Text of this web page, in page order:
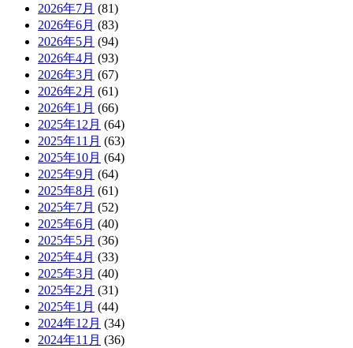
2026年7月 (81)
2026年6月 (83)
2026年5月 (94)
2026年4月 (93)
2026年3月 (67)
2026年2月 (61)
2026年1月 (66)
2025年12月 (64)
2025年11月 (63)
2025年10月 (64)
2025年9月 (64)
2025年8月 (61)
2025年7月 (52)
2025年6月 (40)
2025年5月 (36)
2025年4月 (33)
2025年3月 (40)
2025年2月 (31)
2025年1月 (44)
2024年12月 (34)
2024年11月 (36)